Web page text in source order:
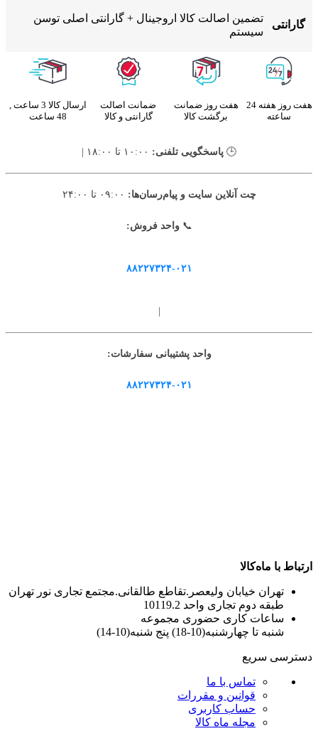
گارانتی
تضمین اصالت کالا اروجینال + گارانتی اصلی توسن
سیستم
هفت روز هفته 24
ساعته
هفت روز ضمانت
برگشت کالا
ضمانت اصالت
گارانتی و کالا
ارسال کالا 3 ساعت ,
48 ساعت
🕒 پاسخگویی تلفنی:
چت آنلاین سایت و پیام‌رسان‌ها:
📞واحد فروش:
۸۸۲۲۷۳۲۴-۰۲۱
واحد پشتیبانی سفارشات:
۸۸۲۲۷۳۲۴-۰۲۱
ارتباط با ماه‌کالا
تهران خیابان ولیعصر.تقاطع طالقانی.مجتمع تجاری نور تهران
طبقه دوم تجاری واحد 10119.2
ساعات کاری حضوری مجموعه
شنبه تا چهارشنبه(10-18) پنج شنبه(10-14)
دسترسی سریع
تماس با ما
قوانین و مقررات
حساب کاربری
مجله ماه کالا